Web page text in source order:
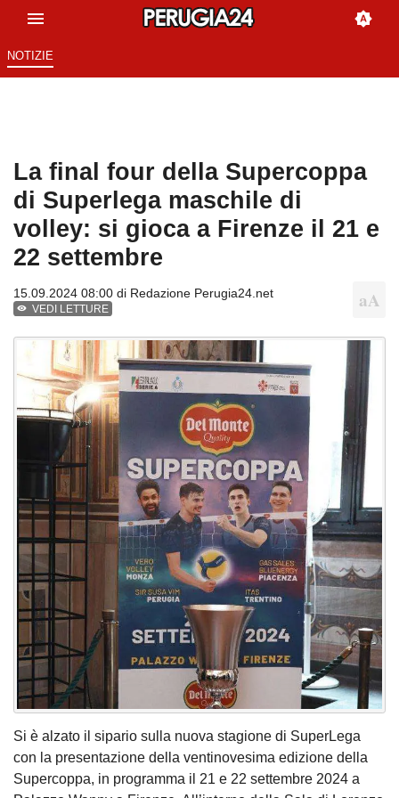
NOTIZIE
La final four della Supercoppa
di Superlega maschile di
volley: si gioca a Firenze il 21 e
22 settembre
15.09.2024 08:00 di Redazione Perugia24.net
VEDI LETTURE
Si è alzato il sipario sulla nuova stagione di SuperLega
con la presentazione della ventinovesima edizione della
Supercoppa, in programma il 21 e 22 settembre 2024 a